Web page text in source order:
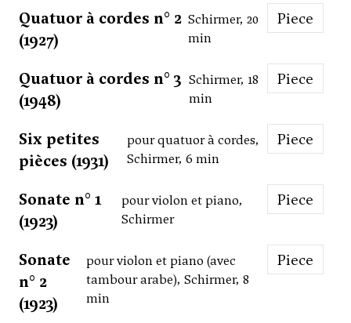
Quatuor à cordes n° 2
(1927)
Schirmer, 20
min
Piece
Quatuor à cordes n° 3
(1948)
Schirmer, 18
min
Piece
Six petites
pièces (1931)
pour quatuor à cordes,
Schirmer, 6 min
Piece
Sonate n° 1
(1923)
pour violon et piano,
Schirmer
Piece
Sonate
n° 2
(1923)
pour violon et piano (avec
tambour arabe), Schirmer, 8
min
Piece